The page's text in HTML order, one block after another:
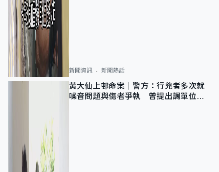
新聞資訊 新聞熱話
黃大仙上邨命案｜警方：行兇者多次就
噪音問題與傷者爭執 曾提出調單位已